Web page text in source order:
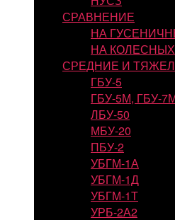
СРАВНЕНИЕ
НА
НА
СРЕДНИЕ И
ГБУ-5
ГБУ-5М, ГБУ-
ЛБУ-50
МБУ-20
ПБУ-2
УБГМ-1А
УБГМ-1Д
УБГМ-1Т
УРБ-2А2